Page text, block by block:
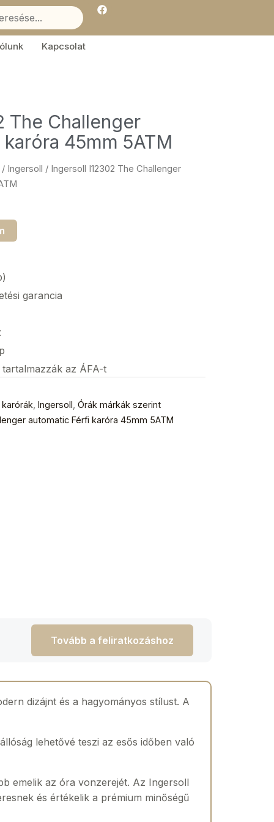
F
a
e
Kapcsolat
The Challenger
45mm 5ATM
/ Ingersoll / Ingersoll I12302 The Challenger
garancia
az ÁFA-t
karórák Ingersoll Órák márkák szerint
automatic Férfi karóra 45mm 5ATM
Tovább a feliratkozáshoz
dizájnt és a hagyományos stílust. A
lehetővé teszi az esős időben való
emelik az óra vonzerejét. Az Ingersoll
és értékelik a prémium minőségű